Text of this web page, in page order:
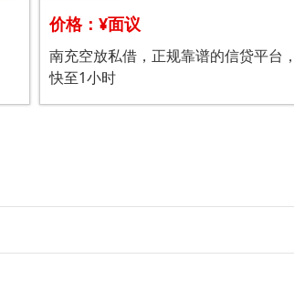
价格：¥面议
南充空放私借，正规靠谱的信贷平台
快至1小时